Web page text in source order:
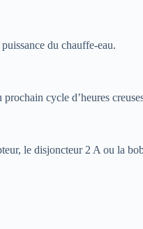
du chauffe-eau.
cycle d’heures
le disjoncteur 2 A ou la